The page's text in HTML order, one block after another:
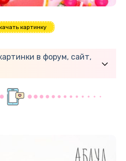
картинку
в форум, сайт,